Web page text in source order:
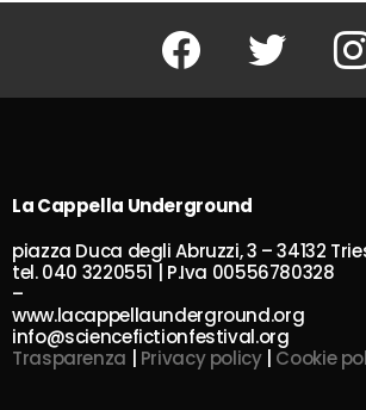
Facebook Twitter
La Cappella Underground
piazza Duca degli Abruzzi, 3 – 34132
tel. 040 3220551 | P.Iva 00556780328
–
www.lacappellaunderground.org
info@sciencefictionfestival.org
Trasparenza
Privacy policy| Cookie